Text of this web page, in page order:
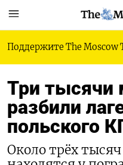
Поддержите The Moscow
Три тысячи
разбили
польского
Около трёх